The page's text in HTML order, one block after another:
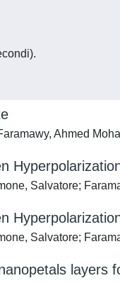
Ahmed
Salvatore;
Salvatore;
layers